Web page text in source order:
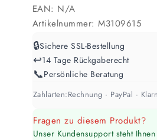
EAN: N/A
Artikelnummer:M3109615
🔒Sichere SSL-Bestellung
↩️14 Tage Rückgaberecht
📞Persönliche Beratung
Zahlarten:Rechnung · PayPal ·
Fragen zu diesem Produkt?
Unser Kundensupport steht